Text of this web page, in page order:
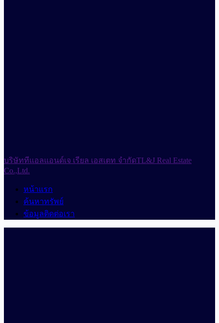
บริษัททีแอลแอนด์เจ เรียล เอสเตท จำกัดTL&J Real Estate
Co.,Ltd.
หน้าแรก
ค้นหาทรัพย์
ข้อมูลติดต่อเรา